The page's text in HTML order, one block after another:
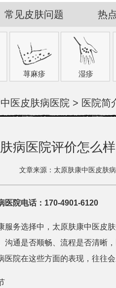
常见皮肤问题 热
荨麻疹 湿疹
医皮肤病医院 > 医院简
病医院评价怎么
文章来源：太原肤康中医皮肤
医院电话：170-4901-6120
服务选择中，太原肤康中医皮
沟通是否顺畅、流程是否清晰
医院在这些方面的表现，往往